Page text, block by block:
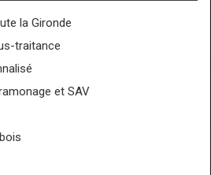
la Gironde
traitance
et SAV